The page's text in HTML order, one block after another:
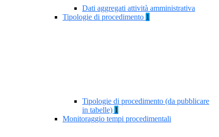
Dati aggregati attività amministrativa
Tipologie di procedimento 1
Tipologie di procedimento (da pubblicare
in tabelle) 1
Monitoraggio tempi procedimentali